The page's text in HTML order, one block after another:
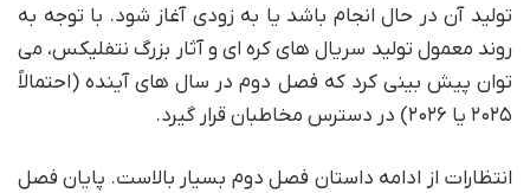
تولید آن در حال انجام باشد یا به زودی آغاز شود. با توجه به
روند معمول تولید سریال های کره ای و آثار بزرگ نتفلیکس، می
توان پیش بینی کرد که فصل دوم در سال های آینده (احتمالاً
۲۰۲۵ یا ۲۰۲۶) در دسترس مخاطبان قرار گیرد.
انتظارات از ادامه داستان فصل دوم بسیار بالاست. پایان فصل